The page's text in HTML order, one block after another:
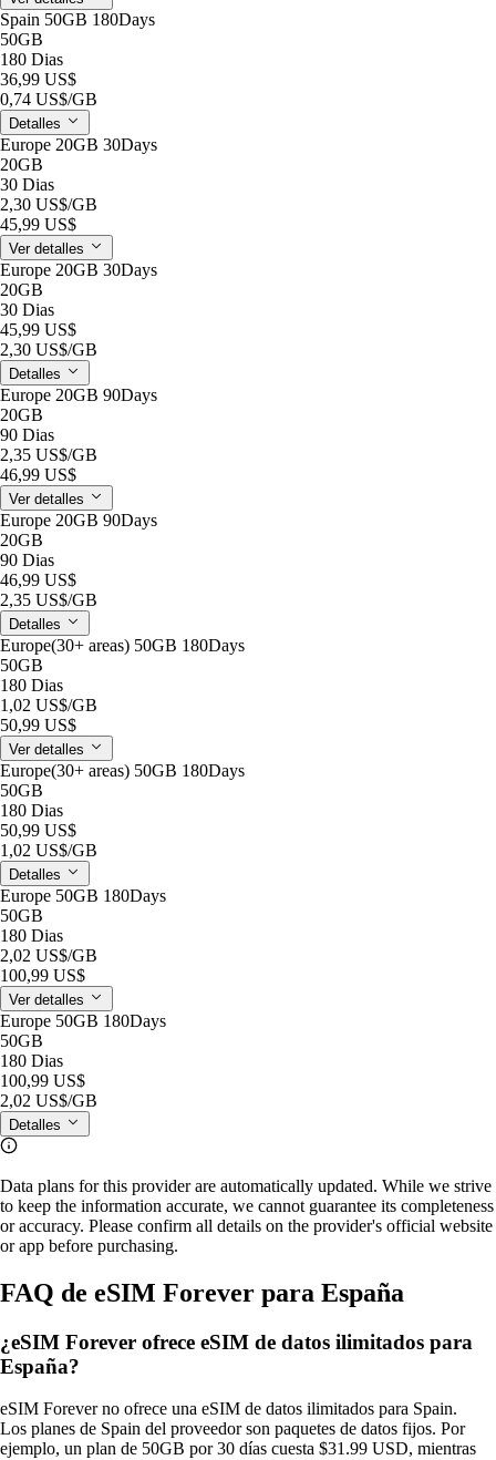
Spain 50GB 180Days
50GB
180 Dias
36,99 US$
0,74 US$/GB
Detalles
Europe 20GB 30Days
20GB
30 Dias
2,30 US$/GB
45,99 US$
Ver detalles
Europe 20GB 30Days
20GB
30 Dias
45,99 US$
2,30 US$/GB
Detalles
Europe 20GB 90Days
20GB
90 Dias
2,35 US$/GB
46,99 US$
Ver detalles
Europe 20GB 90Days
20GB
90 Dias
46,99 US$
2,35 US$/GB
Detalles
Europe(30+ areas) 50GB 180Days
50GB
180 Dias
1,02 US$/GB
50,99 US$
Ver detalles
Europe(30+ areas) 50GB 180Days
50GB
180 Dias
50,99 US$
1,02 US$/GB
Detalles
Europe 50GB 180Days
50GB
180 Dias
2,02 US$/GB
100,99 US$
Ver detalles
Europe 50GB 180Days
50GB
180 Dias
100,99 US$
2,02 US$/GB
Detalles
Data plans for this provider are automatically updated. While we strive
to keep the information accurate, we cannot guarantee its completeness
or accuracy. Please confirm all details on the provider's official website
or app before purchasing.
FAQ de eSIM Forever para España
¿eSIM Forever ofrece eSIM de datos ilimitados para
España?
eSIM Forever no ofrece una eSIM de datos ilimitados para Spain.
Los planes de Spain del proveedor son paquetes de datos fijos. Por
ejemplo, un plan de 50GB por 30 días cuesta $31.99 USD, mientras